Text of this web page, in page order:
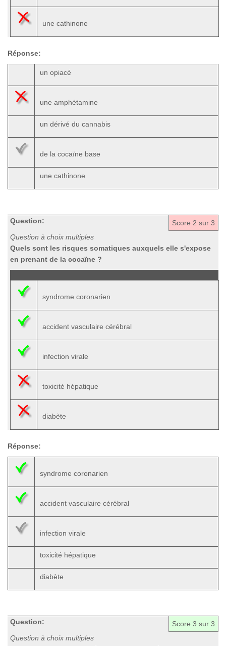
une cathinone
Réponse:
un opiacé
une amphétamine
un dérivé du cannabis
de la cocaïne base
une cathinone
Score 2 sur 3
Question:
Question à choix multiples
Quels sont les risques somatiques auxquels elle s'expose
en prenant de la cocaïne ?
syndrome coronarien
accident vasculaire cérébral
infection virale
toxicité hépatique
diabète
Réponse:
syndrome coronarien
accident vasculaire cérébral
infection virale
toxicité hépatique
diabète
Score 3 sur 3
Question:
Question à choix multiples